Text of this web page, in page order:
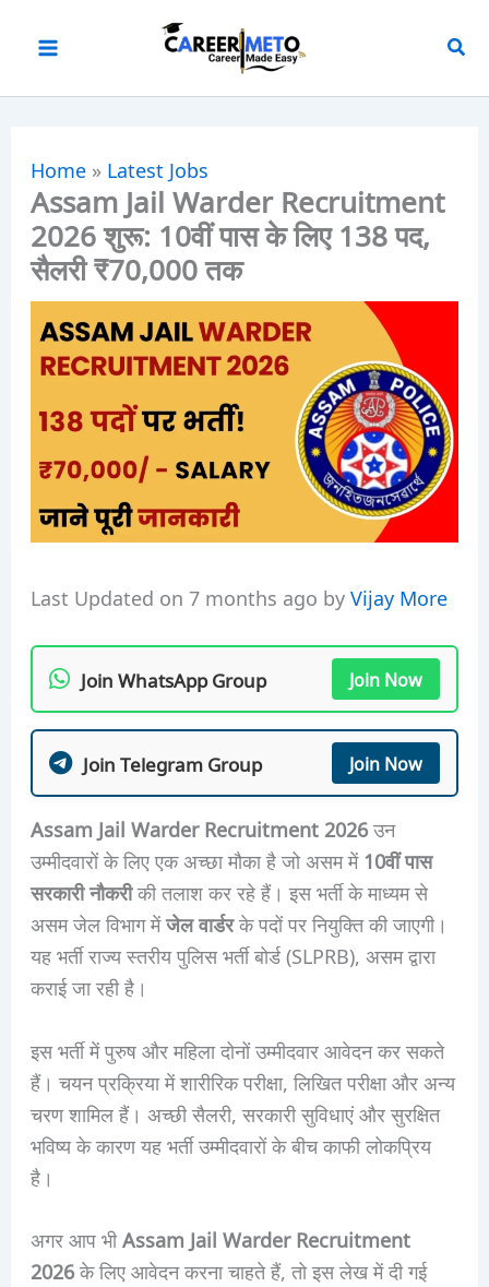
Home» Latest Jobs
Assam Jail Warder Recruitment
2026 शुरू: 10वीं पास के लिए 138 पद,
सैलरी ₹70,000 तक
Last Updated on 7 months ago byVijay More
Join WhatsApp Group Join Now
Join Telegram Group Join Now
Assam Jail Warder Recruitment 2026उन
उम्मीदवारों के लिए एक अच्छा मौका है जो असम में10वीं पास
सरकारी नौकरीकी तलाश कर रहे हैं। इस भर्ती के माध्यम से
असम जेल विभाग मेंजेल वार्डरके पदों पर नियुक्ति की जाएगी।
यह भर्ती राज्य स्तरीय पुलिस भर्ती बोर्ड (SLPRB), असम द्वारा
कराई जा रही है।
इस भर्ती में पुरुष और महिला दोनों उम्मीदवार आवेदन कर सकते
हैं। चयन प्रक्रिया में शारीरिक परीक्षा, लिखित परीक्षा और अन्य
चरण शामिल हैं। अच्छी सैलरी, सरकारी सुविधाएं और सुरक्षित
भविष्य के कारण यह भर्ती उम्मीदवारों के बीच काफी लोकप्रिय
है।
अगर आप भीAssam Jail Warder Recruitment
2026के लिए आवेदन करना चाहते हैं, तो इस लेख में दी गई